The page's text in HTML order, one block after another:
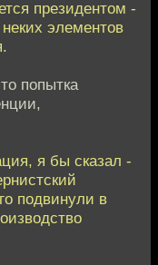
президентом -
элементов
попытка
я бы сказал -
подвинули в